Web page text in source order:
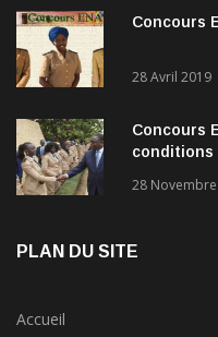
Concours
28 Avril 2019
Concours
conditions
28
PLAN DU SITE
Accueil